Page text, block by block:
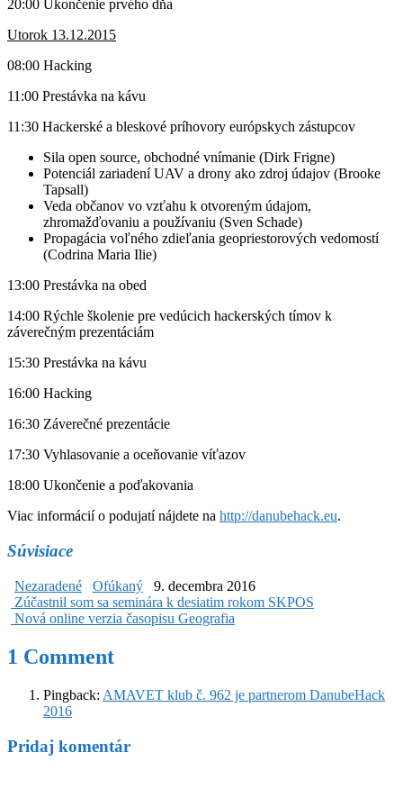
20:00 Ukončenie prvého dňa
Utorok 13.12.2015
08:00 Hacking
11:00 Prestávka na kávu
11:30 Hackerské a bleskové príhovory európskych zástupcov
Sila open source, obchodné vnímanie (Dirk Frigne)
Potenciál zariadení UAV a drony ako zdroj údajov (Brooke
Tapsall)
Veda občanov vo vzťahu k otvoreným údajom,
zhromažďovaniu a používaniu (Sven Schade)
Propagácia voľného zdieľania geopriestorových vedomostí
(Codrina Maria Ilie)
13:00 Prestávka na obed
14:00 Rýchle školenie pre vedúcich hackerských tímov k
záverečným prezentáciám
15:30 Prestávka na kávu
16:00 Hacking
16:30 Záverečné prezentácie
17:30 Vyhlasovanie a oceňovanie víťazov
18:00 Ukončenie a poďakovania
Viac informácií o podujatí nájdete na http://danubehack.eu.
Súvisiace
Nezaradené Ofúkaný 9. decembra 2016
Post
navigation
Zúčastnil som sa seminára k desiatim rokom SKPOS
Nová online verzia časopisu Geografia
1 Comment
Pingback: AMAVET klub č. 962 je partnerom DanubeHack
2016
Pridaj komentár